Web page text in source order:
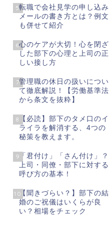
5転職で会社見学の申し込み
メールの書き方とは？例文
も併せて紹介
6心のケアが大切！心を閉ざ
した部下の心理と上司の正
しい接し方
7管理職の休日の扱いについ
て徹底解説！【労働基準法
から条文を抜粋】
8 【必読】部下のタメ口のイ
ライラを解消する、4つの
秘策を教えます。
9「君付け」「さん付け」？
上司・同僚・部下に対する
呼び方の基本！
10【聞きづらい？】部下の結
婚のご祝儀はいくらが良
い？相場をチェック